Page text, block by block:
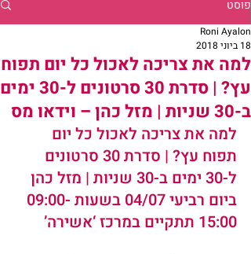
פוסט
למה את צריכה לאכול כל יום תפוח
עץ? | סדרת 30 סרטונים ל-30 ימים
ב-30 שניות | מזל כהן – וידאו מס
Roni Ayalon
18 ביוני 2018
למה את צריכה לאכול כל יום
תפוח עץ? | סדרת 30 סרטונים
ל-30 ימים ב-30 שניות | מזל כהן
ביום רביעי 04/07 בשעות 09:00-
15:00 תתקיים במרכז ‘אשירה’